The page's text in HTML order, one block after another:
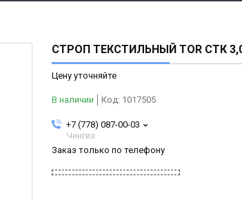
СТРОП ТЕКСТИЛЬНЫЙ TOR СТК
Цену уточняйте
В наличии Код: 1017505
+7 (778) 087-00-03
Чингиз
Заказ только по телефону